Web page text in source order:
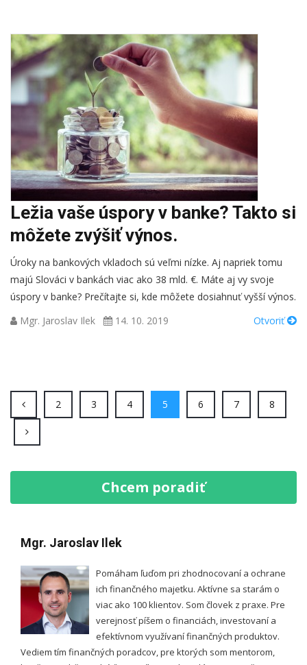
Ležia vaše úspory v banke? Takto si
môžete zvýšiť výnos.
Úroky na bankových vkladoch sú veľmi nízke. Aj napriek tomu
majú Slováci v bankách viac ako 38 mld. €. Máte aj vy svoje
úspory v banke? Prečítajte si, kde môžete dosiahnuť vyšší výnos.
Mgr. Jaroslav Ilek
14. 10. 2019 Otvoriť
2 (current)
3 (current)
4(current)
5 (current)
6 (current)
7(current)
8
Chcem poradiť
Mgr. Jaroslav Ilek
Pomáham ľuďom pri zhodnocovaní a ochrane
ich finančného majetku. Aktívne sa starám o
viac ako 100 klientov. Som človek z praxe. Pre
verejnosť píšem o financiách, investovaní a
efektívnom využívaní finančných produktov.
Vediem tím finančných poradcov, pre ktorých som mentorom,